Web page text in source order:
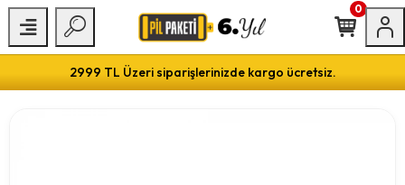
2999 TL Üzeri siparişlerinizde kargo ücretsiz.
0